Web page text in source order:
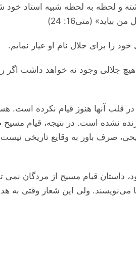
و لحظه به لحظه شبیه استاد
(متی16: 24)
را برای جلال نام او عیار نمایم.
جلالی وجود نه خواهد داشت اگر
قلب آنها هنوز قیام نکرده است.
نشده است. در نتیجه، قیام
باور به وقایع تاریخی نیست.
داستان قیام مسیح از مردگان
می‌نویسند. ولی این شعار وقتی